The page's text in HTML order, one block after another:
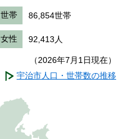
世帯 86,854世帯
女性 92,413人
（2026年7月1日現在）
宇治市人口・世帯数の推移